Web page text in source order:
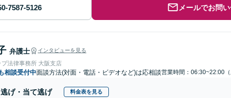
メールでお問
弁護士 インタビューを見る
法律事務所 大阪支店
相談受付中面談方法(対面・電話・ビデオなど)は応相談営業時間：06:30~22:00（
げ・当て逃げ 料金表を見る